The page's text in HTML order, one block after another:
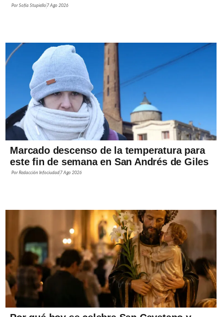
PorSofía Stupiello 7 Ago 2026
Marcado descenso de la temperatura para
este fin de semana en San Andrés de Giles
PorRedacción Infociudad 7 Ago 2026